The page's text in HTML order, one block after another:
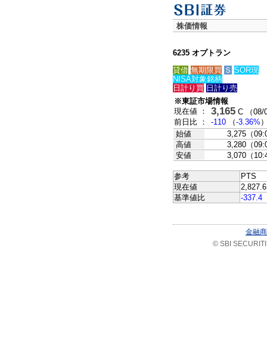
株価情報
6235 オプトラン
貸借 無期限買 Ｓ SOR現
NISA対象銘柄
日計り買 日計り売
※東証市場情報
現在値 ：
3,165 C （08/
前日比 ：
-110 （-3.36%
始値
3,275（
高値
3,280（
安値
3,070（
参考
PTS
現在値
基準値比
-337.4
金融
© SBI